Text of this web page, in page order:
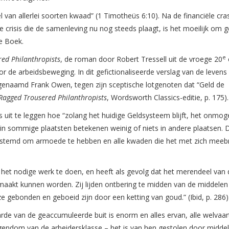
allerlei soorten kwaad” (1 Timotheüs 6:10). Na de financiële
die de samenleving nu nog steeds plaagt, is het moeilijk om
Boek.
Philanthropists, de roman door Robert Tressell uit de vroege 20e
de arbeidsbeweging. In dit gefictionaliseerde verslag van de levens
Frank Owen, tegen zijn sceptische lotgenoten dat “Geld de
Trousered Philanthropists, Wordsworth Classics-editie, p. 175).
te leggen hoe “zolang het huidige Geldsysteem blijft, het
sommige plaatsten betekenen weinig of niets in andere plaatsen.
om armoede te hebben en alle kwaden die het met zich
nodige werk te doen, en heeft als gevolg dat het merendeel van
kunnen worden. Zij lijden ontbering te midden van de
en geboeid zijn door een ketting van goud.” (Ibid, p. 286)
van de geaccumuleerde buit is enorm en alles ervan, alle